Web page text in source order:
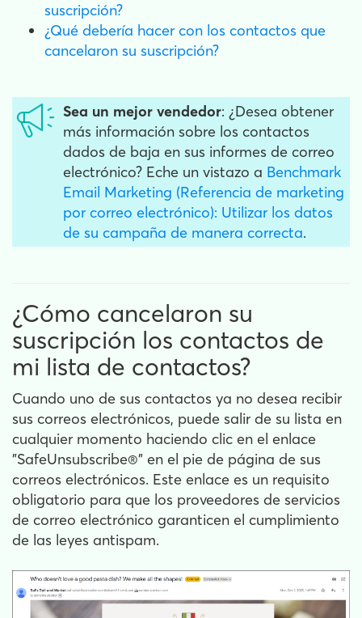
suscripción?
¿Qué debería hacer con los contactos que
cancelaron su suscripción?
Sea un mejor vendedor: ¿Desea obtener
más información sobre los contactos
dados de baja en sus informes de correo
electrónico? Eche un vistazo a Benchmark
Email Marketing (Referencia de marketing
por correo electrónico): Utilizar los datos
de su campaña de manera correcta.
¿Cómo cancelaron su
suscripción los contactos de
mi lista de contactos?
Cuando uno de sus contactos ya no desea recibir
sus correos electrónicos, puede salir de su lista en
cualquier momento haciendo clic en el enlace
"SafeUnsubscribe®" en el pie de página de sus
correos electrónicos. Este enlace es un requisito
obligatorio para que los proveedores de servicios
de correo electrónico garanticen el cumplimiento
de las leyes antispam.